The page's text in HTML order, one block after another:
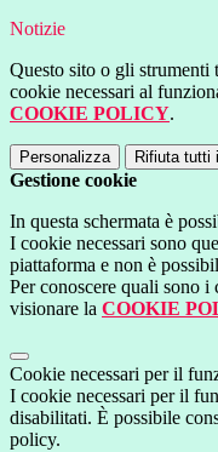
Notizie
Questo sito o gli strumenti
cookie necessari al
COOKIE POLICY.
Personalizza Rifiuta tutti
Gestione cookie
In questa schermata è
I cookie necessari sono
piattaforma e non è
Per conoscere quali sono i
visionare la COOKIE
Cookie necessari per il
I cookie necessari per il
disabilitati. È possibile
policy.